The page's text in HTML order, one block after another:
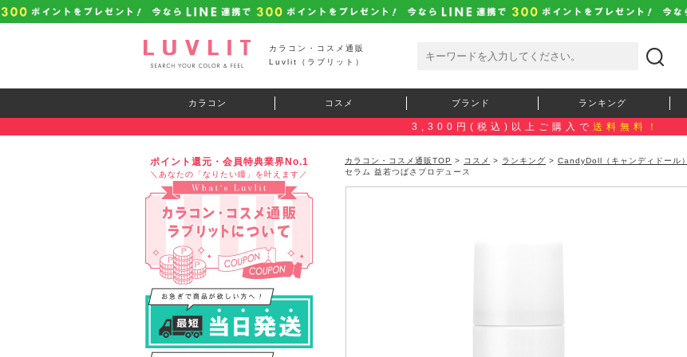
カラコン・コスメ通販
Luvlit（ラブリット）
カラコン コスメ ブランド ランキング
3,300円(税込)以上ご購入で 送料無料！
ポイント還元・会員特典業界No.1
＼あなたの「なりたい瞳」を叶えます／
カラコン・コスメ通販TOP > コスメ > ランキング > CandyDoll（キャンディドール）
セラム 益若つばさプロデュース